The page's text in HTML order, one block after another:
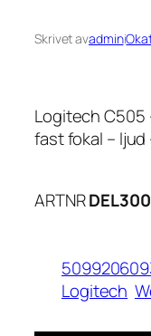
Skrivet avadmini
Logitech C505
fast fokal – ljud
ARTNR
Logitech